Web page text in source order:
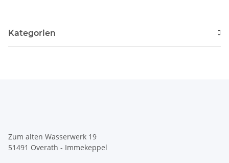
Kategorien
Zum alten Wasserwerk 19
51491 Overath - Immekeppel